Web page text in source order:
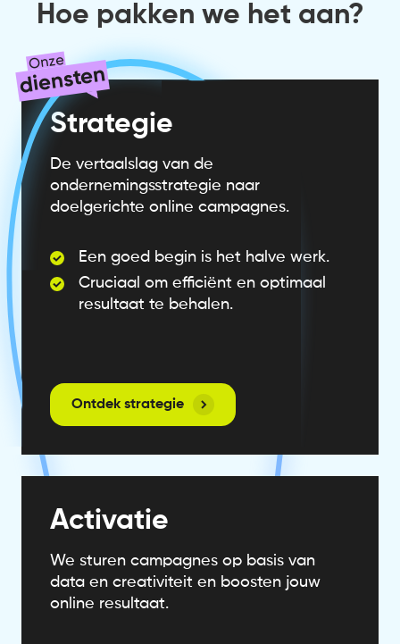
Hoe pakken we het aan?
Onze
diensten
Strategie
De vertaalslag van de
ondernemingsstrategie naar
doelgerichte online campagnes.
Een goed begin is het halve werk.
Cruciaal om efficiënt en optimaal
resultaat te behalen.
Ontdek strategie
Activatie
We sturen campagnes op basis van
data en creativiteit en boosten jouw
online resultaat.